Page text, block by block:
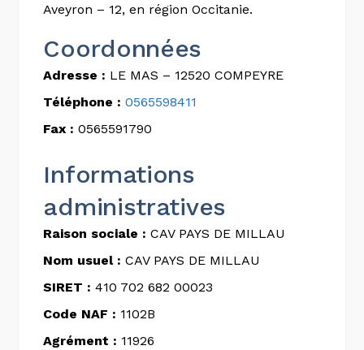
Aveyron – 12, en région Occitanie.
Coordonnées
Adresse : LE MAS – 12520 COMPEYRE
Téléphone : 0565598411
Fax : 0565591790
Informations
administratives
Raison sociale : CAV PAYS DE MILLAU
Nom usuel : CAV PAYS DE MILLAU
SIRET : 410 702 682 00023
Code NAF : 1102B
Agrément : 11926